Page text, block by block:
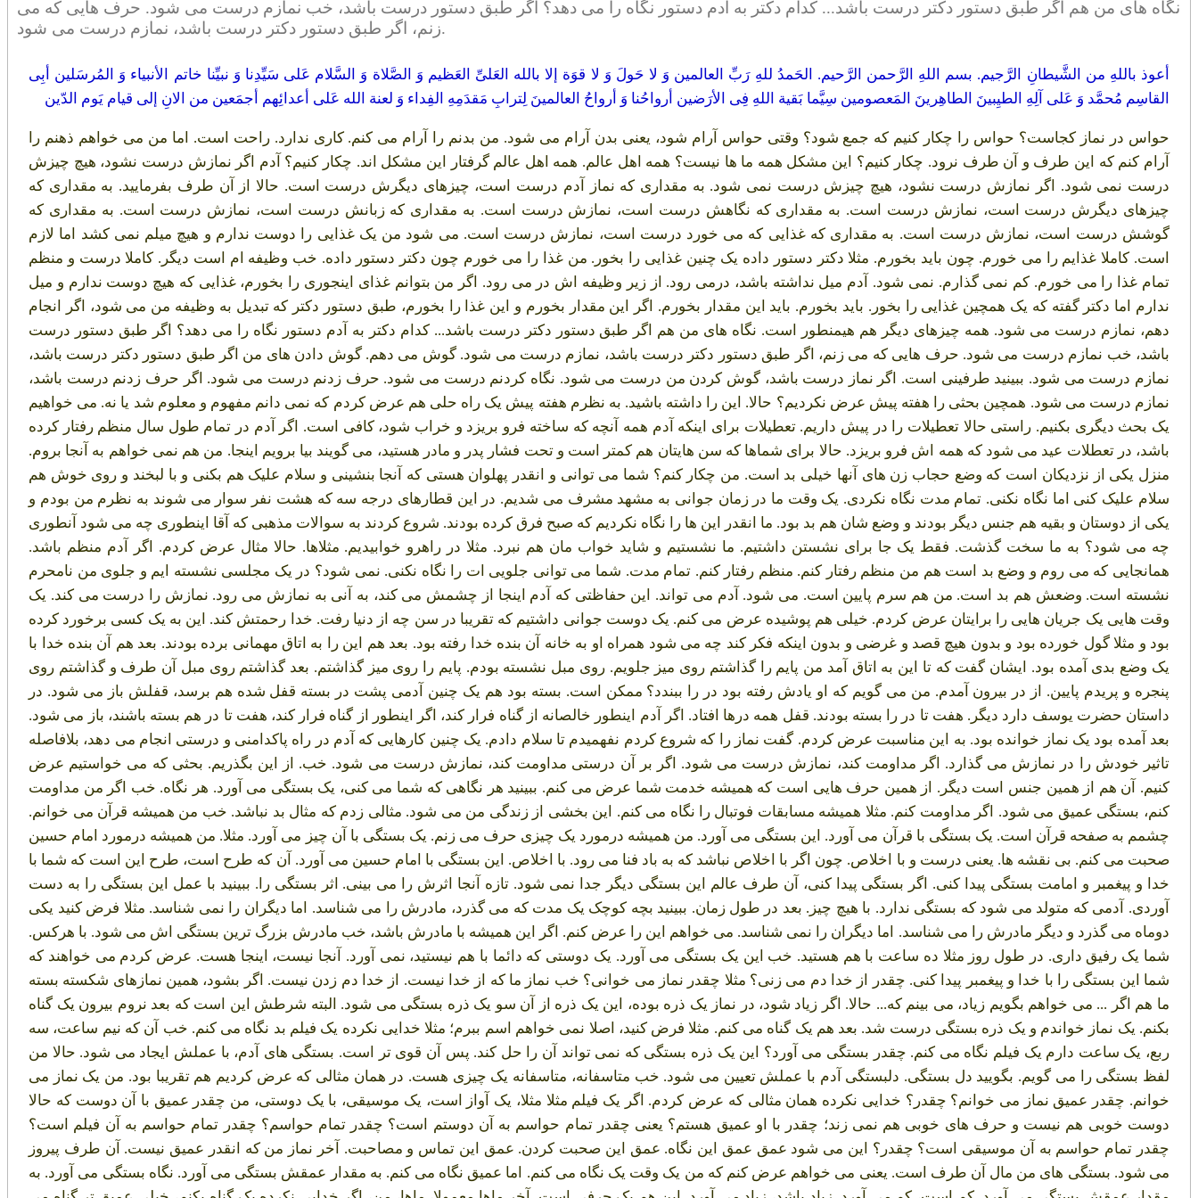
نگاه های من هم اگر طبق دستور دکتر درست باشد... کدام دکتر به آدم دستور نگاه را می دهد؟ اگر طبق دستور درست باشد، خب نمازم درست می شود. حرف هایی که می
زنم، اگر طبق دستور دکتر درست باشد، نمازم درست می شود.
أعوذ باللهِ من الشَّیطانِ الرَّجیم. بسم اللهِ الرَّحمن الرَّحیم. الحَمدُ للهِ رَبِّ العالمین وَ لا حَولَ وَ لا قوَة إلا بالله العَلیِّ العَظیم وَ الصَّلاة وَ السَّلام عَلی سَیِّدِنا وَ نبیِّنا خاتم الأنبیاء وَ المُرسَلین أبِی
القاسِم مُحمَّد وَ عَلی آلِهِ الطیِبینَ الطاهِرینَ المَعصومین سِیَّما بَقیة اللهِ فِی الأرَضین أرواحُنا وَ أرواحُ العالمینَ لِترابِ مَقدَمِهِ الفِداء وَ لعنة الله عَلی أعدائِهم أجمَعین من الانِ إلی قیام یَوم الدّین
حواس در نماز کجاست؟ حواس را چکار کنیم که جمع شود؟ وقتی حواس آرام شود، یعنی بدن آرام می شود. من بدنم را آرام می کنم. کاری ندارد. راحت است. اما من می خواهم ذهنم را
آرام کنم که این طرف و آن طرف نرود. چکار کنیم؟ این مشکل همه ما ها نیست؟ همه اهل عالم. همه اهل عالم گرفتار این مشکل اند. چکار کنیم؟ آدم اگر نمازش درست نشود، هیچ چیزش
درست نمی شود. اگر نمازش درست نشود، هیچ چیزش درست نمی شود. به مقداری که نماز آدم درست است، چیزهای دیگرش درست است. حالا از آن طرف بفرمایید. به مقداری که
چیزهای دیگرش درست است، نمازش درست است. به مقداری که نگاهش درست است، نمازش درست است. به مقداری که زبانش درست است، نمازش درست است. به مقداری که
گوشش درست است، نمازش درست است. به مقداری که غذایی که می خورد درست است، نمازش درست است. می شود من یک غذایی را دوست ندارم و هیچ میلم نمی کشد اما لازم
است. کاملا غذایم را می خورم. چون باید بخورم. مثلا دکتر دستور داده یک چنین غذایی را بخور. من غذا را می خورم چون دکتر دستور داده. خب وظیفه ام است دیگر. کاملا درست و منظم
تمام غذا را می خورم. کم نمی گذارم. نمی شود. آدم میل نداشته باشد، درمی رود. از زیر وظیفه اش در می رود. اگر من بتوانم غذای اینجوری را بخورم، غذایی که هیچ دوست ندارم و میل
ندارم اما دکتر گفته که یک همچین غذایی را بخور. باید بخورم. باید این مقدار بخورم. اگر این مقدار بخورم و این غذا را بخورم، طبق دستور دکتر که تبدیل به وظیفه من می شود، اگر انجام
دهم، نمازم درست می شود. همه چیزهای دیگر هم هیمنطور است. نگاه های من هم اگر طبق دستور دکتر درست باشد... کدام دکتر به آدم دستور نگاه را می دهد؟ اگر طبق دستور درست
باشد، خب نمازم درست می شود. حرف هایی که می زنم، اگر طبق دستور دکتر درست باشد، نمازم درست می شود. گوش می دهم. گوش دادن های من اگر طبق دستور دکتر درست باشد،
نمازم درست می شود. ببینید طرفینی است. اگر نماز درست باشد، گوش کردن من درست می شود. نگاه کردنم درست می شود. حرف زدنم درست می شود. اگر حرف زدنم درست باشد،
نمازم درست می شود. همچین بحثی را هفته پیش عرض نکردیم؟ حالا. این را داشته باشید. به نظرم هفته پیش یک راه حلی هم عرض کردم که نمی دانم مفهوم و معلوم شد یا نه. می خواهیم
یک بحث دیگری بکنیم. راستی حالا تعطیلات را در پیش داریم. تعطیلات برای اینکه آدم همه آنچه که ساخته فرو بریزد و خراب شود، کافی است. اگر آدم در تمام طول سال منظم رفتار کرده
باشد، در تعطلات عید می شود که همه اش فرو بریزد. حالا برای شماها که سن هایتان هم کمتر است و تحت فشار پدر و مادر هستید، می گویند بیا برویم اینجا. من هم نمی خواهم به آنجا بروم.
منزل یکی از نزدیکان است که وضع حجاب زن های آنها خیلی بد است. من چکار کنم؟ شما می توانی و انقدر پهلوان هستی که آنجا بنشینی و سلام علیک هم بکنی و با لبخند و روی خوش هم
سلام علیک کنی اما نگاه نکنی. تمام مدت نگاه نکردی. یک وقت ما در زمان جوانی به مشهد مشرف می شدیم. در این قطارهای درجه سه که هشت نفر سوار می شوند به نظرم من بودم و
یکی از دوستان و بقیه هم جنس دیگر بودند و وضع شان هم بد بود. ما انقدر این ها را نگاه نکردیم که صبح فرق کرده بودند. شروع کردند به سوالات مذهبی که آقا اینطوری چه می شود آنطوری
چه می شود؟ به ما سخت گذشت. فقط یک جا برای نشستن داشتیم. ما نشستیم و شاید خواب مان هم نبرد. مثلا در راهرو خوابیدیم. مثلاها. حالا مثال عرض کردم. اگر آدم منظم باشد.
همانجایی که می روم و وضع بد است هم من منظم رفتار کنم. منظم رفتار کنم. تمام مدت. شما می توانی جلویی ات را نگاه نکنی. نمی شود؟ در یک مجلسی نشسته ایم و جلوی من نامحرم
نشسته است. وضعش هم بد است. من هم سرم پایین است. می شود. آدم می تواند. این حفاظتی که آدم اینجا از چشمش می کند، به آنی به نمازش می رود. نمازش را درست می کند. یک
وقت هایی یک جریان هایی را برایتان عرض کردم. خیلی هم پوشیده عرض می کنم. یک دوست جوانی داشتیم که تقریبا در سن چه از دنیا رفت. خدا رحمتش کند. این به یک کسی برخورد کرده
بود و مثلا گول خورده بود و بدون هیچ قصد و غرضی و بدون اینکه فکر کند چه می شود همراه او به خانه آن بنده خدا رفته بود. بعد هم این را به اتاق مهمانی برده بودند. بعد هم آن بنده خدا با
یک وضع بدی آمده بود. ایشان گفت که تا این به اتاق آمد من پایم را گذاشتم روی میز جلویم. روی مبل نشسته بودم. پایم را روی میز گذاشتم. بعد گذاشتم روی مبل آن طرف و گذاشتم روی
پنجره و پریدم پایین. از در بیرون آمدم. من می گویم که او یادش رفته بود در را ببندد؟ ممکن است. بسته بود هم یک چنین آدمی پشت در بسته قفل شده هم برسد، قفلش باز می شود. در
داستان حضرت یوسف دارد دیگر. هفت تا در را بسته بودند. قفل همه درها افتاد. اگر آدم اینطور خالصانه از گناه فرار کند، اگر اینطور از گناه فرار کند، هفت تا در هم بسته باشند، باز می شود.
بعد آمده بود یک نماز خوانده بود. به این مناسبت عرض کردم. گفت نماز را که شروع کردم نفهمیدم تا سلام دادم. یک چنین کارهایی که آدم در راه پاکدامنی و درستی انجام می دهد، بلافاصله
تاثیر خودش را در نمازش می گذارد. اگر مداومت کند، نمازش درست می شود. اگر بر آن درستی مداومت کند، نمازش درست می شود. خب. از این بگذریم. بحثی که می خواستیم عرض
کنیم. آن هم از همین جنس است دیگر. از همین حرف هایی است که همیشه خدمت شما عرض می کنم. ببینید هر نگاهی که شما می کنی، یک بستگی می آورد. هر نگاه. خب اگر من مداومت
کنم، بستگی عمیق می شود. اگر مداومت کنم. مثلا همیشه مسابقات فوتبال را نگاه می کنم. این بخشی از زندگی من می شود. مثالی زدم که مثال بد نباشد. خب من همیشه قرآن می خوانم.
چشمم به صفحه قرآن است. یک بستگی با قرآن می آورد. این بستگی می آورد. من همیشه درمورد یک چیزی حرف می زنم. یک بستگی با آن چیز می آورد. مثلا. من همیشه درمورد امام حسین
صحبت می کنم. بی نقشه ها. یعنی درست و با اخلاص. چون اگر با اخلاص نباشد که به باد فنا می رود. با اخلاص. این بستگی با امام حسین می آورد. آن که طرح است، طرح این است که شما با
خدا و پیغمبر و امامت بستگی پیدا کنی. اگر بستگی پیدا کنی، آن طرف عالم این بستگی دیگر جدا نمی شود. تازه آنجا اثرش را می بینی. اثر بستگی را. ببینید با عمل این بستگی را به دست
آوردی. آدمی که متولد می شود که بستگی ندارد. با هیچ چیز. بعد در طول زمان. ببینید بچه کوچک یک مدت که می گذرد، مادرش را می شناسد. اما دیگران را نمی شناسد. مثلا فرض کنید یکی
دوماه می گذرد و دیگر مادرش را می شناسد. اما دیگران را نمی شناسد. می خواهم این را عرض کنم. اگر این همیشه با مادرش باشد، خب مادرش بزرگ ترین بستگی اش می شود. با هرکس.
شما یک رفیق داری. در طول روز مثلا ده ساعت با هم هستید. خب این یک بستگی می آورد. یک دوستی که دائما با هم نیستید، نمی آورد. آنجا نیست، اینجا هست. عرض کردم می خواهند که
شما این بستگی را با خدا و پیغمبر پیدا کنی. چقدر از خدا دم می زنی؟ مثلا چقدر نماز می خوانی؟ خب نماز ما که از خدا نیست. از خدا دم زدن نیست. اگر بشود، همین نمازهای شکسته بسته
ما هم اگر ... می خواهم بگویم زیاد، می بینم که... حالا. اگر زیاد شود، در نماز یک ذره بوده، این یک ذره از آن سو یک ذره بستگی می شود. البته شرطش این است که بعد نروم بیرون یک گناه
بکنم. یک نماز خواندم و یک ذره بستگی درست شد. بعد هم یک گناه می کنم. مثلا فرض کنید، اصلا نمی خواهم اسم ببرم؛ مثلا خدایی نکرده یک فیلم بد نگاه می کنم. خب آن که نیم ساعت، سه
ربع، یک ساعت دارم یک فیلم نگاه می کنم. چقدر بستگی می آورد؟ این یک ذره بستگی که نمی تواند آن را حل کند. پس آن قوی تر است. بستگی های آدم، با عملش ایجاد می شود. حالا من
لفظ بستگی را می گویم. بگویید دل بستگی. دلبستگی آدم با عملش تعیین می شود. خب متاسفانه، متاسفانه یک چیزی هست. در همان مثالی که عرض کردیم هم تقریبا بود. من یک نماز می
خوانم. چقدر عمیق نماز می خوانم؟ چقدر؟ خدایی نکرده همان مثالی که عرض کردم. اگر یک فیلم مثلا مثلا، یک آواز است، یک موسیقی، با یک دوستی، من چقدر عمیق با آن دوست که حالا
دوست خوبی هم نیست و حرف های خوبی هم نمی زند؛ چقدر با او عمیق هستم؟ یعنی چقدر تمام حواسم به آن دوستم است؟ چقدر تمام حواسم؟ چقدر تمام حواسم به آن فیلم است؟
چقدر تمام حواسم به آن موسیقی است؟ چقدر؟ این می شود عمق عمق این نگاه. عمق این صحبت کردن. عمق این تماس و مصاحبت. آخر نماز من که انقدر عمیق نیست. آن طرف پیروز
می شود. بستگی های من مال آن طرف است. یعنی می خواهم عرض کنم که من یک وقت یک نگاه می کنم. اما عمیق نگاه می کنم. به مقدار عمقش بستگی می آورد. نگاه بستگی می آورد. به